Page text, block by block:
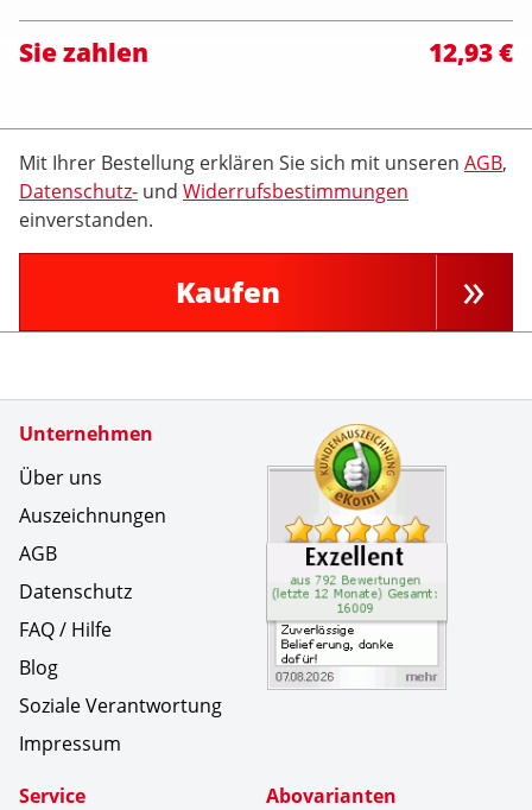
Sie zahlen 12,93 €
Mit Ihrer Bestellung erklären Sie sich mit unseren AGB,
Datenschutz- und Widerrufsbestimmungen
einverstanden.
Kaufen
Unternehmen
Über uns
Auszeichnungen
AGB
Datenschutz
FAQ / Hilfe
Blog
Soziale Verantwortung
Impressum
Service
Abovarianten
Zertifikate